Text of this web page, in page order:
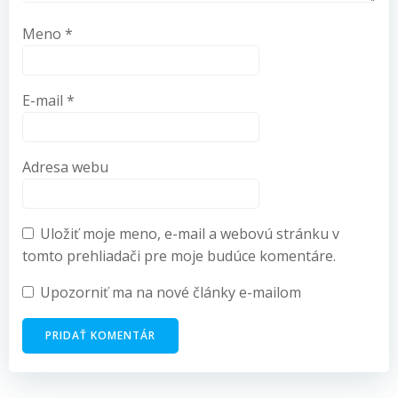
Meno *
E-mail *
Adresa webu
Uložiť moje meno, e-mail a webovú stránku v
tomto prehliadači pre moje budúce komentáre.
Upozorniť ma na nové články e-mailom